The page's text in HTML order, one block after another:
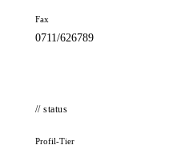
Fax
0711/626789
// status
Profil-Tier